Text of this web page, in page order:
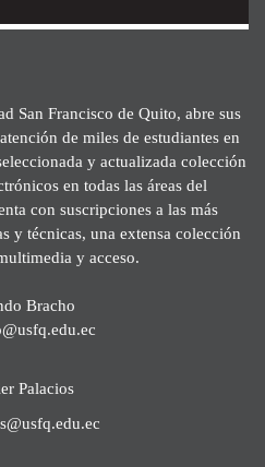
San Francisco de Quito, abre sus
de miles de estudiantes en
y actualizada colección
en todas las áreas del
con suscripciones a las más
y técnicas, una extensa colección
y acceso.
Bracho
Palacios